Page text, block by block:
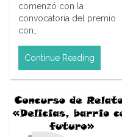
comenzó con la
convocatoria del premio
con…
Continue Reading